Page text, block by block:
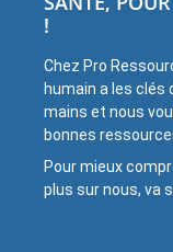
!
Chez Pro
humain a les clés
mains et nous
bonnes
Pour mieux
plus sur nous, va